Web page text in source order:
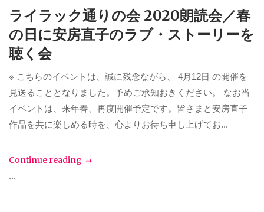
ライラック通りの会 2020朗読会／春
の日に安房直子のラブ・ストーリーを
聴く会
※ こちらのイベントは、誠に残念ながら、 4月12日 の開催を
見送ることとなりました。予めご承知おきください。 なお当
イベントは、来年春、再度開催予定です。皆さまと安房直子
作品を共に楽しめる時を、心よりお待ち申し上げてお...
Continue reading
...